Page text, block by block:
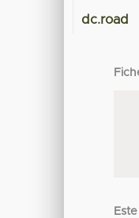
dc.road